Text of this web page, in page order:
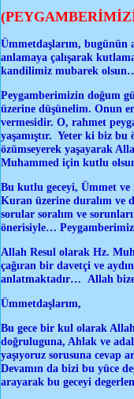
Ümmetdaşlarım, bugünün
anlamaya çalışarak
kandilimiz mubarek
Peygamberimizin doğum
üzerine düşünelim. Onun
vermesidir. O, rahmet
yaşamıştır. Yeter ki biz
özümseyerek yaşayarak
Muhammed için kutlu
Bu kutlu geceyi, Ümmet
Kuran üzerine duralım ve
sorular soralım ve
önerisiyle…
Allah Resul olarak Hz.
çağıran bir davetçi ve
anlatmaktadır… Allah bize
Ümmetdaşlarım,
Bu gece bir kul olarak
doğruluguna, Ahlak ve
yaşıyoruz sorusuna cevap
Devamın da bizi bu yüce
arayarak bu geceyi